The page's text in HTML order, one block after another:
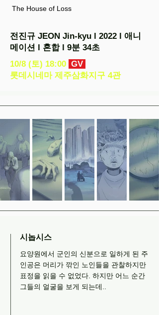
The House of Loss
전진규 JEON Jin-kyu l 2022 l 애니
메이션 l 혼합 l 9분 34초
10/8 (토) 18:00 GV
롯데시네마 제주삼화지구 4관
시놉시스
요양원에서 군인의 신분으로 일하게 된 주
인공은 머리가 깎인 노인들을 관찰하지만
표정을 읽을 수 없었다. 하지만 어느 순간
그들의 얼굴을 보게 되는데..